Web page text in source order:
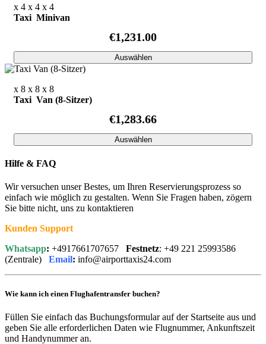
x 4 x 4 x 4
Taxi Minivan
€1,231.00
Auswählen
x 8 x 8 x 8
Taxi Van (8-Sitzer)
€1,283.66
Auswählen
Hilfe & FAQ
Wir versuchen unser Bestes, um Ihren Reservierungsprozess so
einfach wie möglich zu gestalten. Wenn Sie Fragen haben, zögern
Sie bitte nicht, uns zu kontaktieren
Kunden Support
Whatsapp: +4917661707657 Festnetz: +49 221 25993586
(Zentrale) Email: info@airporttaxis24.com
Wie kann ich einen Flughafentransfer buchen?
Füllen Sie einfach das Buchungsformular auf der Startseite aus und
geben Sie alle erforderlichen Daten wie Flugnummer, Ankunftszeit
und Handynummer an.